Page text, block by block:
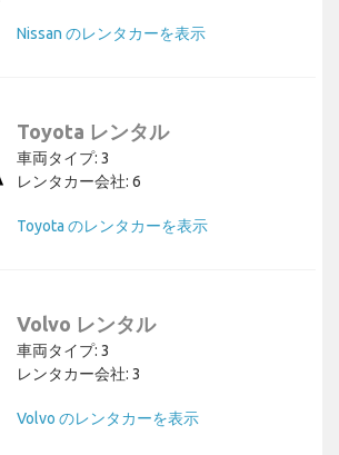
Nissan のレンタカーを表示
Toyota レンタル
車両タイプ: 3
レンタカー会社: 6
Toyota のレンタカーを表示
Volvo レンタル
車両タイプ: 3
レンタカー会社: 3
Volvo のレンタカーを表示